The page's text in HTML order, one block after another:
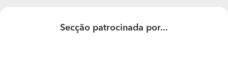
Secção patrocinada por...